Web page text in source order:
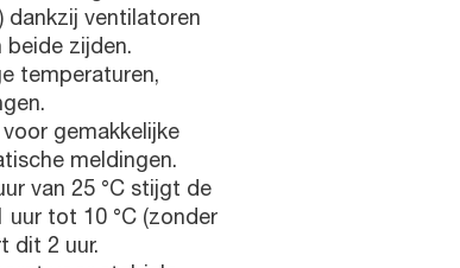
dankzij ventilatoren
zijden.
temperaturen,
gemakkelijke
meldingen.
van 25 °C stijgt de
uur tot 10 °C (zonder
dit 2 uur.